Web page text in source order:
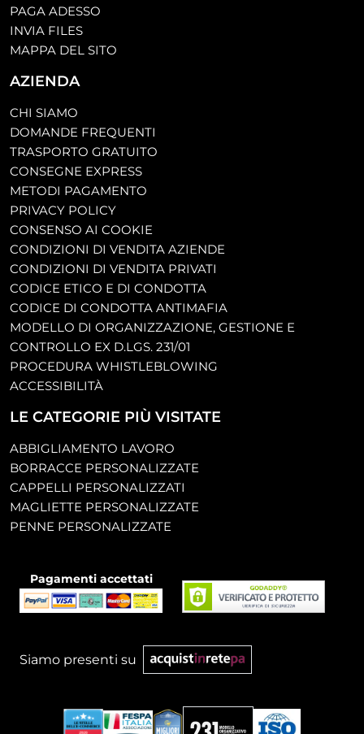
PAGA ADESSO
INVIA FILES
MAPPA DEL SITO
AZIENDA
CHI SIAMO
DOMANDE FREQUENTI
TRASPORTO GRATUITO
CONSEGNE EXPRESS
METODI PAGAMENTO
PRIVACY POLICY
CONSENSO AI COOKIE
CONDIZIONI DI VENDITA AZIENDE
CONDIZIONI DI VENDITA PRIVATI
CODICE ETICO E DI CONDOTTA
CODICE DI CONDOTTA ANTIMAFIA
MODELLO DI ORGANIZZAZIONE, GESTIONE E
CONTROLLO EX D.LGS. 231/01
PROCEDURA WHISTLEBLOWING
ACCESSIBILITÀ
LE CATEGORIE PIÙ VISITATE
ABBIGLIAMENTO LAVORO
BORRACCE PERSONALIZZATE
CAPPELLI PERSONALIZZATI
MAGLIETTE PERSONALIZZATE
PENNE PERSONALIZZATE
Pagamenti accettati
Siamo presenti su